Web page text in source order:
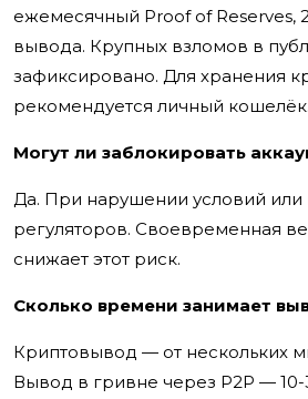
ежемесячный Proof of Reserves,
вывода. Крупных взломов в
зафиксировано. Для хранения
рекомендуется личный кошелёк.
Могут ли заблокировать
Да. При нарушении условий
регуляторов. Своевременная
снижает этот риск.
Сколько времени занимает
Криптовывод — от нескольких
Вывод в гривне через P2P —